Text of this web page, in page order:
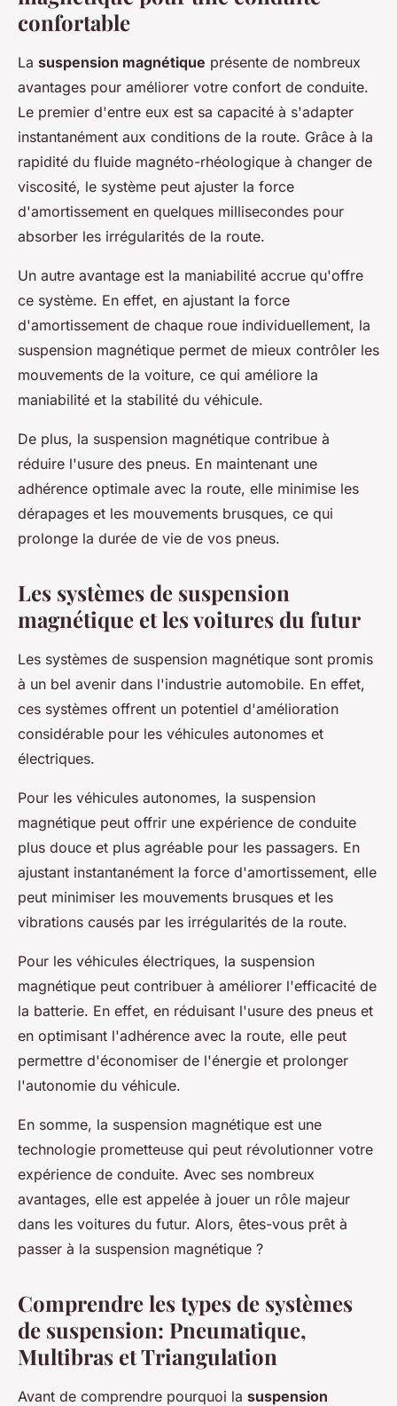
confortable
La suspension magnétique présente de nombreux
avantages pour améliorer votre confort de conduite.
Le premier d'entre eux est sa capacité à s'adapter
instantanément aux conditions de la route. Grâce à la
rapidité du fluide magnéto-rhéologique à changer de
viscosité, le système peut ajuster la force
d'amortissement en quelques millisecondes pour
absorber les irrégularités de la route.
Un autre avantage est la maniabilité accrue qu'offre
ce système. En effet, en ajustant la force
d'amortissement de chaque roue individuellement, la
suspension magnétique permet de mieux contrôler les
mouvements de la voiture, ce qui améliore la
maniabilité et la stabilité du véhicule.
De plus, la suspension magnétique contribue à
réduire l'usure des pneus. En maintenant une
adhérence optimale avec la route, elle minimise les
dérapages et les mouvements brusques, ce qui
prolonge la durée de vie de vos pneus.
Les systèmes de suspension
magnétique et les voitures du futur
Les systèmes de suspension magnétique sont promis
à un bel avenir dans l'industrie automobile. En effet,
ces systèmes offrent un potentiel d'amélioration
considérable pour les véhicules autonomes et
électriques.
Pour les véhicules autonomes, la suspension
magnétique peut offrir une expérience de conduite
plus douce et plus agréable pour les passagers. En
ajustant instantanément la force d'amortissement, elle
peut minimiser les mouvements brusques et les
vibrations causés par les irrégularités de la route.
Pour les véhicules électriques, la suspension
magnétique peut contribuer à améliorer l'efficacité de
la batterie. En effet, en réduisant l'usure des pneus et
en optimisant l'adhérence avec la route, elle peut
permettre d'économiser de l'énergie et prolonger
l'autonomie du véhicule.
En somme, la suspension magnétique est une
technologie prometteuse qui peut révolutionner votre
expérience de conduite. Avec ses nombreux
avantages, elle est appelée à jouer un rôle majeur
dans les voitures du futur. Alors, êtes-vous prêt à
passer à la suspension magnétique ?
Comprendre les types de systèmes
de suspension: Pneumatique,
Multibras et Triangulation
Avant de comprendre pourquoi la suspension